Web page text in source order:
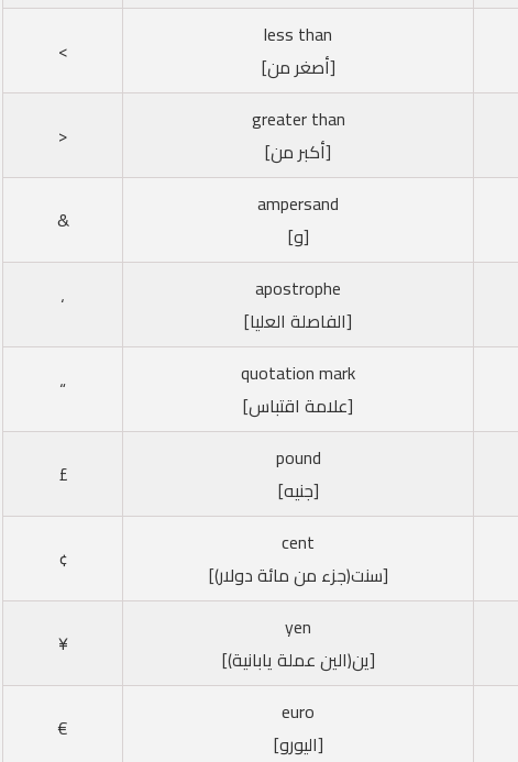
less than
[أصغر من]
>
greater than
[أكبر من]
<
ampersand
[و]
&
apostrophe
[الفاصلة العليا]
‘
quotation mark
[علامة اقتباس]
“
pound
[جنيه]
£
cent
[سنت(جزء من مائة دولار)]
¢
yen
[ين(الين عملة يابانية)]
¥
euro
[اليورو]
€